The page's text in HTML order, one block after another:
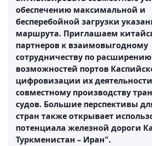
обеспечению максимальной и
бесперебойной загрузки
маршрута. Приглашаем
партнеров к взаимовыгодному
сотрудничеству по расширению
возможностей портов
цифровизации их
совместному производству
судов. Большие перспективы
стран также открывает
потенциала железной дороги
Туркменистан – Иран".